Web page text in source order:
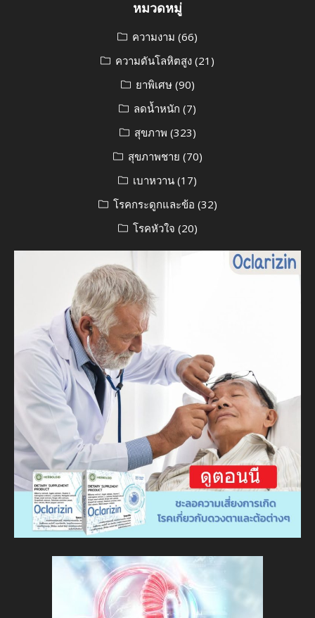
หมวดหมู่
ความงาม (66)
ความดันโลหิตสูง (21)
ยาพิเศษ(90)
ลดน้ำหนัก (7)
สุขภาพ (323)
สุขภาพชาย (70)
เบาหวาน (17)
โรคกระดูกและข้อ (32)
โรคหัวใจ (20)